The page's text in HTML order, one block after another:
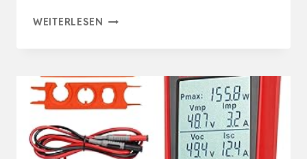
WEITERLESEN PHOTOVOLTAIK
EY800W
SOLARPANEL